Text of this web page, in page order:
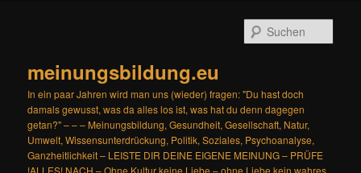
meinungsbildung.eu
In ein paar Jahren wird man uns (wieder) fragen: "Du hast doch
damals gewusst, was da alles los ist, was hat du denn dagegen
getan?" – – – Meinungsbildung, Gesundheit, Gesellschaft, Natur,
Umwelt, Wissensunterdrückung, Politik, Soziales, Psychoanalyse,
Ganzheitlichkeit – LEISTE DIR DEINE EIGENE MEINUNG – PRÜFE
!ALLES! NACH – Ohne Kultur keine Liebe – ohne Liebe kein wahres